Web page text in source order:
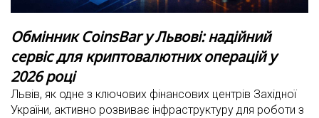
Обмінник CoinsBar у Львові: надійний
сервіс для криптовалютних операцій у
2026 році
Львів, як одне з ключових фінансових центрів Західної
України, активно розвиває інфраструктуру для роботи з